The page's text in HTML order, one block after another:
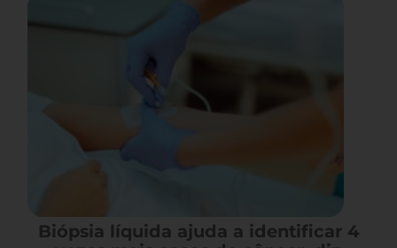
Biópsia líquida ajuda a identificar 4